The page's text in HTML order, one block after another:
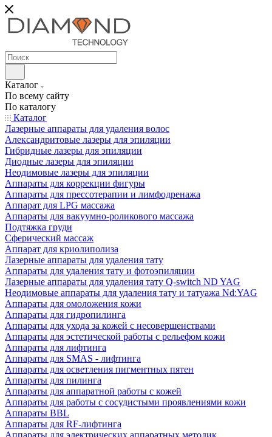
Каталог
По всему сайту
По каталогу
Каталог
Лазерные аппараты для удаления волос
Александритовые лазеры для эпиляции
Гибридные лазеры для эпиляции
Диодные лазеры для эпиляции
Неодимовые лазеры для эпиляции
Аппараты для коррекции фигуры
Аппараты для прессотерапии и лимфодренажа
Аппарат для LPG массажа
Аппараты для вакуумно-роликового массажа
Подтяжка груди
Сферический массаж
Аппарат для криолиполиза
Лазерные аппараты для удаления тату
Аппараты для удаления тату и фотоэпиляции
Лазерные аппараты для удаления тату Q-switch ND YAG
Неодимовые аппараты для удаления тату и татуажа Nd:YAG
Аппараты для омоложения кожи
Аппараты для гидропилинга
Аппараты для ухода за кожей с несовершенствами
Аппараты для эстетической работы с рельефом кожи
Аппараты для лифтинга
Аппараты для SMAS - лифтинга
Аппараты для осветления пигментных пятен
Аппараты для пилинга
Аппараты для аппаратной работы с кожей
Аппараты для работы с сосудистыми проявлениями кожи
Аппараты BBL
Аппараты для RF-лифтинга
Аппараты для электрических аппаратных методик